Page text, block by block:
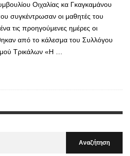
Οιχαλίας κα Γκαγκαμάνου
συγκέντρωσαν οι μαθητές του
τις προηγούμενες ημέρες οι
από το κάλεσμα του Συλλόγου
Τρικάλων «Η …